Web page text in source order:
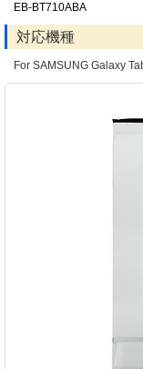
EB-BT710ABA
対応機種
For SAMSUNG Galaxy